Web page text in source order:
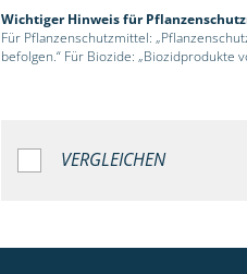
Wichtiger Hinweis für
Für Pflanzenschutzmittel:
befolgen.“ Für Biozide:
VERGLEICHEN